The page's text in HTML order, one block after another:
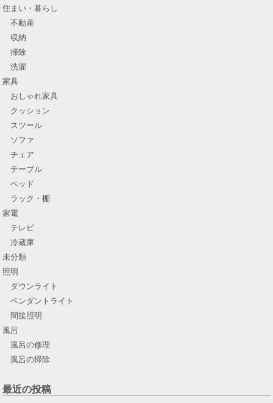
住まい・暮らし
不動産
収納
掃除
洗濯
家具
おしゃれ家具
クッション
スツール
ソファ
チェア
テーブル
ベッド
ラック・棚
家電
テレビ
冷蔵庫
未分類
照明
ダウンライト
ペンダントライト
間接照明
風呂
風呂の修理
風呂の掃除
最近の投稿